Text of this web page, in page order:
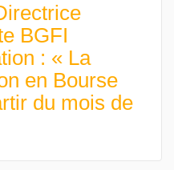
BGFI
: « La
en Bourse
du mois de